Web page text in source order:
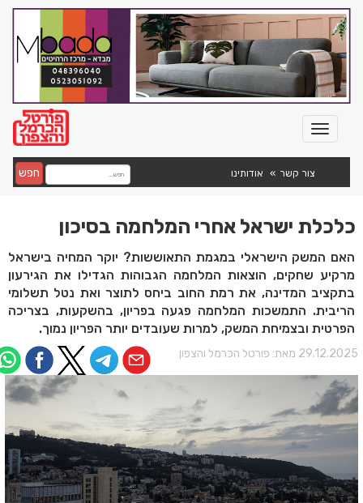
צור קשר אודותינו חפש
כלכלת ישראל אחרי המלחמה בסיכון
האם המשק הישראלי במגמת התאוששות? יוקר המחיה בישראל
מרקיע שחקים, הוצאות המלחמה הגבוהות הגדילו את הגירעון
בתקציב המדינה, את רמת החוב ביחס לתוצר ואת נטל תשלומי
הריבית. התמשכות המלחמה פגעה בפריון, בהשקעות, בצריכה
הפרטית ובצמיחת המשק, למרות שעובדים יותר הפריון נמוך.
מאת: פורטל הכרמל והצפון